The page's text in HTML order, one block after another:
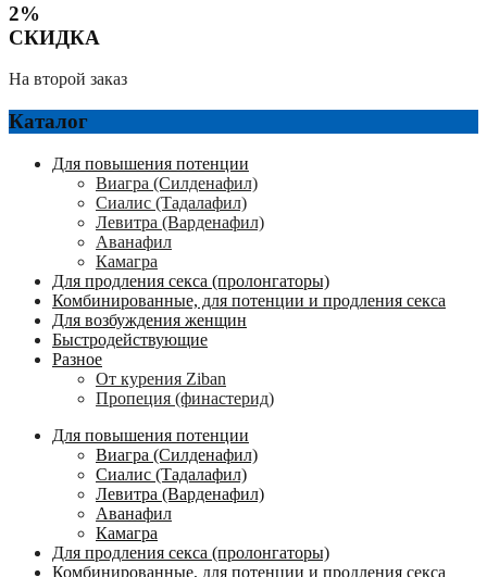
2%
СКИДКА
На второй заказ
Каталог
Для повышения потенции
Виагра (Силденафил)
Сиалис (Тадалафил)
Левитра (Варденафил)
Аванафил
Камагра
Для продления секса (пролонгаторы)
Комбинированные, для потенции и продления секса
Для возбуждения женщин
Быстродействующие
Разное
От курения Ziban
Пропеция (финастерид)
Для повышения потенции
Виагра (Силденафил)
Сиалис (Тадалафил)
Левитра (Варденафил)
Аванафил
Камагра
Для продления секса (пролонгаторы)
Комбинированные, для потенции и продления секса